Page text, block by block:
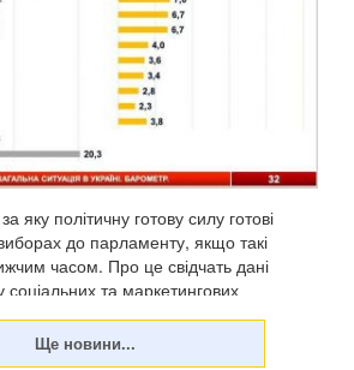
яку політичну готову силу готові
до парламенту, якщо такі
часом. Про це свідчать дані
та маркетингових